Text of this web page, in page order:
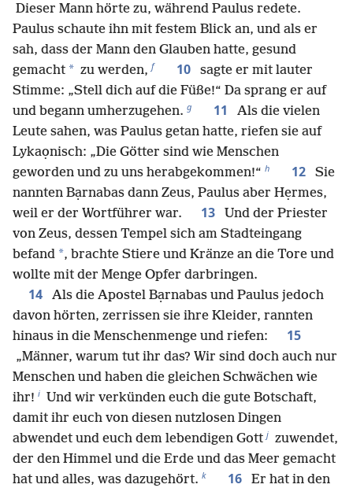
Dieser Mann hörte zu, während Paulus redete.
Paulus schaute ihn mit festem Blick an, und als er
sah, dass der Mann den Glauben hatte, gesund
gemacht * zu werden, f 10
sagte er mit lauter
Stimme: „Stell dich auf die Füße!“ Da sprang er auf
und begann umherzugehen. g 11
Als die vielen
Leute sahen, was Paulus getan hatte, riefen sie auf
Lykaọnisch: „Die Götter sind wie Menschen
geworden und zu uns herabgekommen!“ h 12
Sie
nannten Bạrnabas dann Zeus, Paulus aber Hẹrmes,
weil er der Wortführer war.
13
Und der Priester
von Zeus, dessen Tempel sich am Stadteingang
befand *, brachte Stiere und Kränze an die Tore und
wollte mit der Menge Opfer darbringen.
14
Als die Apostel Bạrnabas und Paulus jedoch
davon hörten, zerrissen sie ihre Kleider, rannten
hinaus in die Menschenmenge und riefen:
15
„Männer, warum tut ihr das? Wir sind doch auch nur
Menschen und haben die gleichen Schwächen wie
ihr! i Und wir verkünden euch die gute Botschaft,
damit ihr euch von diesen nutzlosen Dingen
abwendet und euch dem lebendigen Gott j zuwendet,
der den Himmel und die Erde und das Meer gemacht
hat und alles, was dazugehört. k 16
Er hat in den